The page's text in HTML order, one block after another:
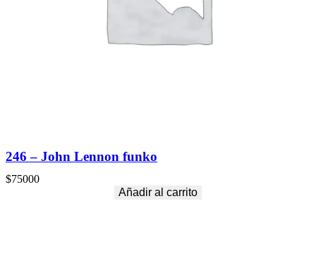
246 – John Lennon funko
$75000
Añadir al carrito